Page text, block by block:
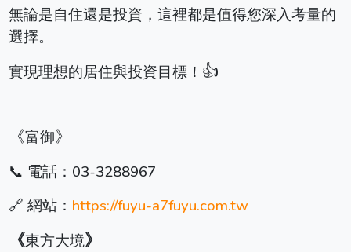
無論是自住還是投資，這裡都是值得您深入考量的
選擇。
實現理想的居住與投資目標！ 👍
《富御》
📞 電話： 03-3288967
🔗 網站： https://fuyu-a7fuyu.com.tw
《東方大境》